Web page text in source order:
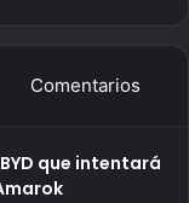
Comentarios
que intentará